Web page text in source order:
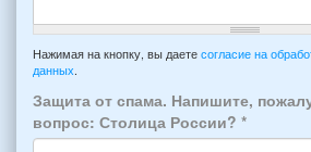
отъезда
из
Феодосии:
*
-
например:
6
человек:
4
взрослых
Примечание
Нажимая на кнопку, вы даете согласие на
данных
Защита от спама. Напишите,
вопрос: Столица России? *